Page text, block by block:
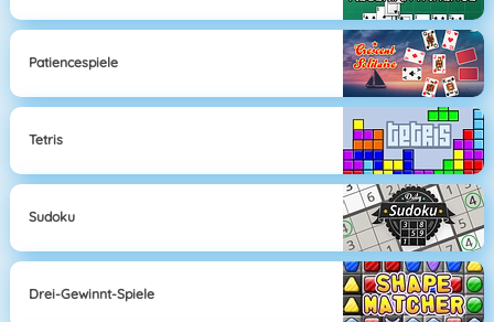
Patiencespiele
Tetris
Sudoku
Drei-Gewinnt-Spiele